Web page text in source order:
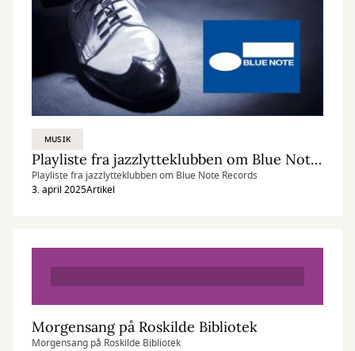
MUSIK
Playliste fra jazzlytteklubben om Blue Note Records
Playliste fra jazzlytteklubben om Blue Note Records
3. april 2025Artikel
Morgensang på Roskilde Bibliotek
Morgensang på Roskilde Bibliotek